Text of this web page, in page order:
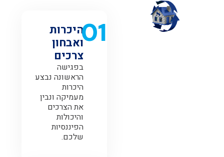
01היכרות
ואבחון
צרכים
בפגישה
הראשונה נבצע
היכרות
מעמיקה ונבין
את הצרכים
והיכולות
הפיננסיות
שלכם.